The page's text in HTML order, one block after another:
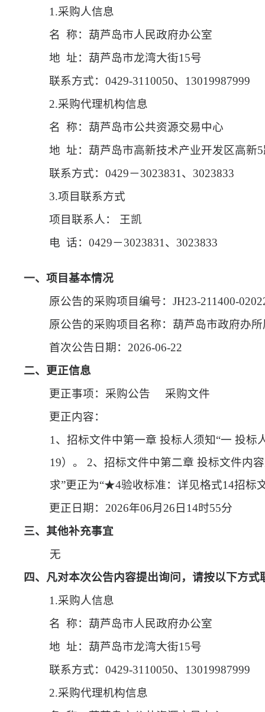
1.采购人信息
名
称：葫芦岛市人民政府办公室
地 址：葫芦岛市龙湾大街15号
联系方式： 0429-3110050、13019987999
2.采购代理机构信息
名
称：葫芦岛市公共资源交易中心
地 址：葫芦岛市高新技术产业开发区高新
联系方式： 0429－3023831、3023833
3.项目联系方式
项目联系人：
王凯
电 话：0429－3023831、3023833
一、项目基本情况
原公告的采购项目编号： JH23-211400-
原公告的采购项目名称：葫芦岛市政府办
首次公告日期： 2026-06-22
二、更正信息
更正事项：采购公告 采购文件
更正内容：
1、招标文件中第一章 投标人须知“一 投标
19）。 2、招标文件中第二章 投标文件内
求”更正为“★4验收标准：详见格式14招标
更正日期： 2026年06月26日14时55分
三、其他补充事宜
无
四、凡对本次公告内容提出询问，请按以下方式
1.采购人信息
名
称：葫芦岛市人民政府办公室
地 址：葫芦岛市龙湾大街15号
联系方式： 0429-3110050、13019987999
2.采购代理机构信息